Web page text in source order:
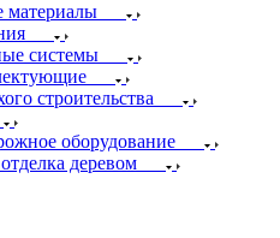
материалы
системы
строительства
оборудование
деревом